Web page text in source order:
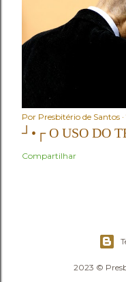
Por Presbitério de Santos
┘•┌ O USO DO
Compartilhar
2023 ©